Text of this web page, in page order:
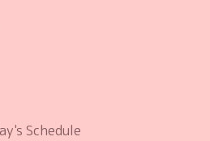
Schedule